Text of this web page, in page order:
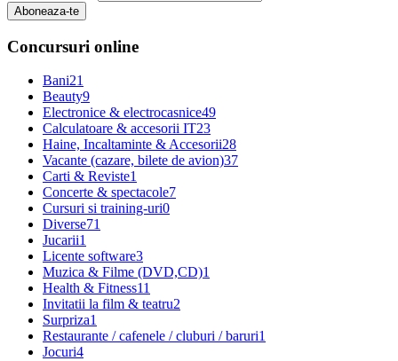
Aboneaza-te
Concursuri online
Bani21
Beauty9
Electronice & electrocasnice49
Calculatoare & accesorii IT23
Haine, Incaltaminte & Accesorii28
Vacante (cazare, bilete de avion)37
Carti & Reviste1
Concerte & spectacole7
Cursuri si training-uri0
Diverse71
Jucarii1
Licente software3
Muzica & Filme (DVD,CD)1
Health & Fitness11
Invitatii la film & teatru2
Surpriza1
Restaurante / cafenele / cluburi / baruri1
Jocuri4